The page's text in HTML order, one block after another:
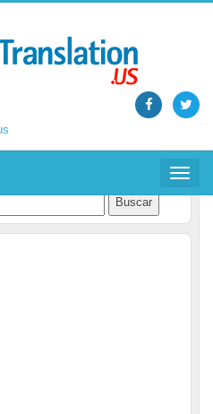
Toggle
Toggle
Blog